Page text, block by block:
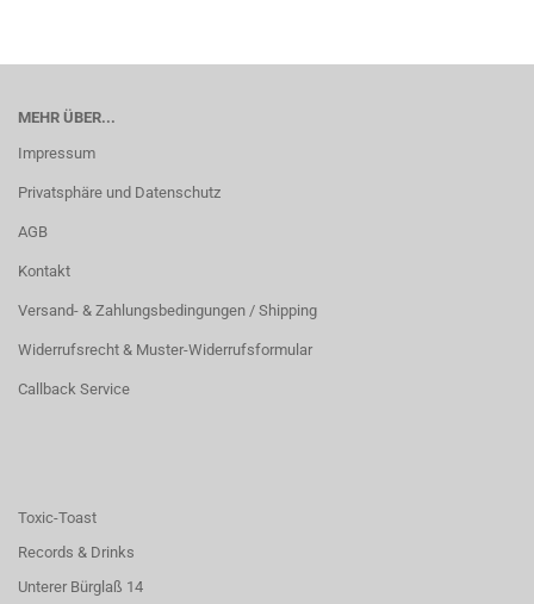
MEHR ÜBER...
Impressum
Privatsphäre und Datenschutz
AGB
Kontakt
Versand- & Zahlungsbedingungen / Shipping
Widerrufsrecht & Muster-Widerrufsformular
Callback Service
Toxic-Toast
Records & Drinks
Unterer Bürglaß 14